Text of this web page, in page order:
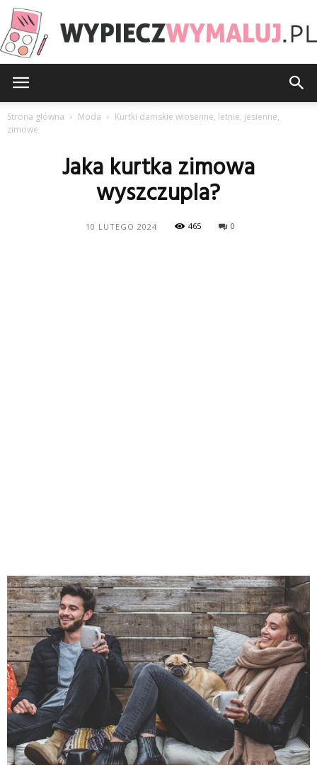
Strona główna Moda
Kurtki damskie wiosenne, letnie, jesienne,
zimowe
Jaka kurtka zimowa
wyszczupla?
10 LUTEGO 2024 465 0